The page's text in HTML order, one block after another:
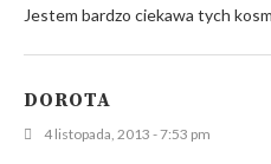
Jestem bardzo ciekawa tych
DOROTA
4 listopada, 2013 - 7:53 pm